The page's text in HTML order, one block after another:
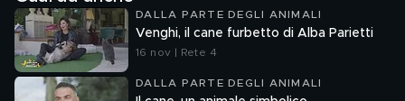
DALLA PARTE DEGLI ANIMALI
Venghi, il cane furbetto di Alba Parietti
16 nov | Rete 4
DALLA PARTE DEGLI ANIMALI